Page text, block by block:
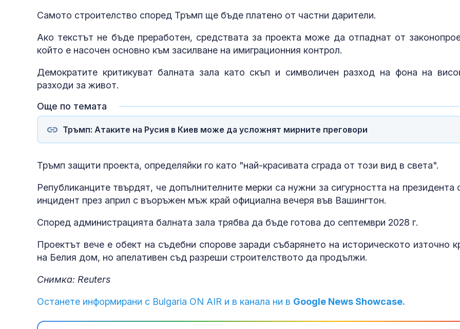
Самото строителство според Тръмп ще бъде платено от частни дарители.
Ако текстът не бъде преработен, средствата за проекта може да отпаднат от
който е насочен основно към засилване на имиграционния контрол.
Демократите критикуват балната зала като скъп и символичен разход на фона на
разходи за живот.
Още по темата
Тръмп: Атаките на Русия в Киев може да усложнят мирните преговори
Тръмп защити проекта, определяйки го като "най-красивата сграда от този вид в света".
Републиканците твърдят, че допълнителните мерки са нужни за сигурността на президента
инцидент през април с въоръжен мъж край официална вечеря във Вашингтон.
Според администрацията балната зала трябва да бъде готова до септември 2028 г.
Проектът вече е обект на съдебни спорове заради събарянето на историческото източно
на Белия дом, но апелативен съд разреши строителството да продължи.
Снимка: Reuters
Останете информирани с Bulgaria ON AIR и в канала ни в Google News Showcase.
Захарова:
Дубай
може да
тревожност и
ще направи
по-лесен за 5